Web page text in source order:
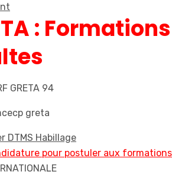
:
DTMS Habillage
pour postuler aux formations